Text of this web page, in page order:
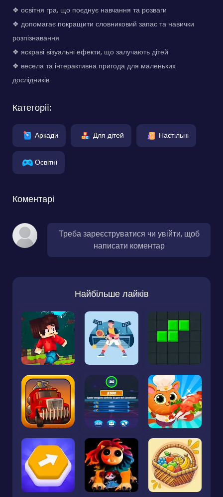
❖ освітня гра, що поєднує навчання та розваги
❖ допомагає покращити словниковий запас та навички
розпізнавання
❖ яскраві візуальні ефекти, що залучають дітей
❖ весела та інтерактивна пригода для маленьких
дослідників
Категорії:
Аркади Для дітей Настільні
Освітні
Коментарі
Треба зареєструватися чи увійти, щоб
написати коментар
Найбільше лайків